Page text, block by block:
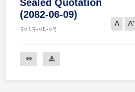
Sealed Quotation
(2082-06-09)
२०८२-०६-०९
A A-